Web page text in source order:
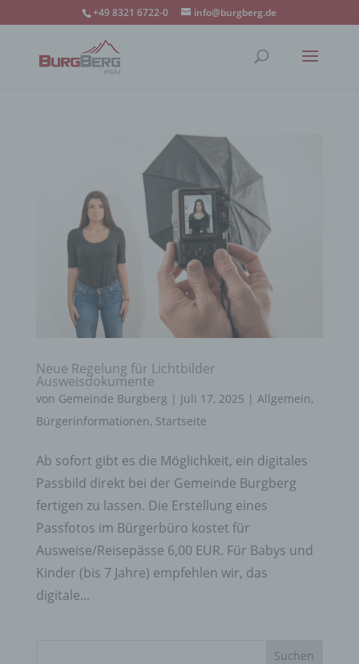
+49 8321 6722-0 info@burgberg.de
Neue Regelung für Lichtbilder
Ausweisdokumente
von Gemeinde Burgberg | Juli 17, 2025 | Allgemein,
Bürgerinformationen, Startseite
Ab sofort gibt es die Möglichkeit, ein digitales
Passbild direkt bei der Gemeinde Burgberg
fertigen zu lassen. Die Erstellung eines
Passfotos im Bürgerbüro kostet für
Ausweise/Reisepässe 6,00 EUR. Für Babys und
Kinder (bis 7 Jahre) empfehlen wir, das
digitale...